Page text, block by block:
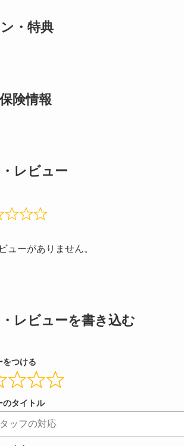
・特典
険情報
レビュー
ューがありません。
レビューを書き込む
をつける
のタイトル